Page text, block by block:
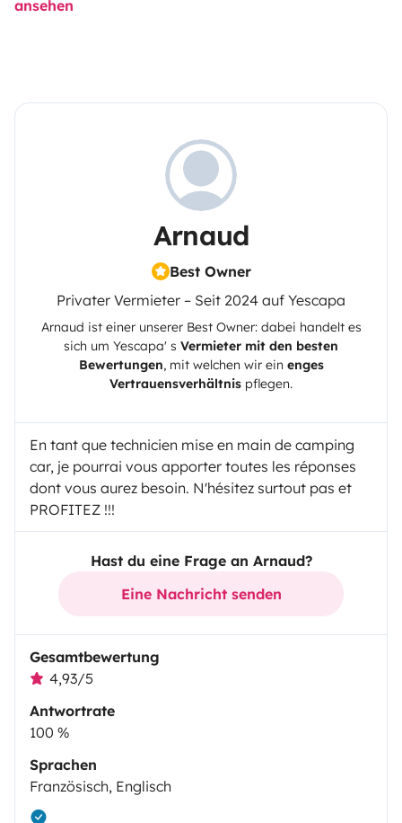
ansehen
Arnaud
Best Owner
Privater Vermieter – Seit 2024 auf Yescapa
Arnaud ist einer unserer Best Owner: dabei handelt es
sich um Yescapa' s Vermieter mit den besten
Bewertungen, mit welchen wir ein enges
Vertrauensverhältnis pflegen.
En tant que technicien mise en main de camping
car, je pourrai vous apporter toutes les réponses
dont vous aurez besoin. N'hésitez surtout pas et
PROFITEZ !!!
Hast du eine Frage an Arnaud?
Eine Nachricht senden
Gesamtbewertung
4,93/5
Antwortrate
100 %
Sprachen
Französisch, Englisch